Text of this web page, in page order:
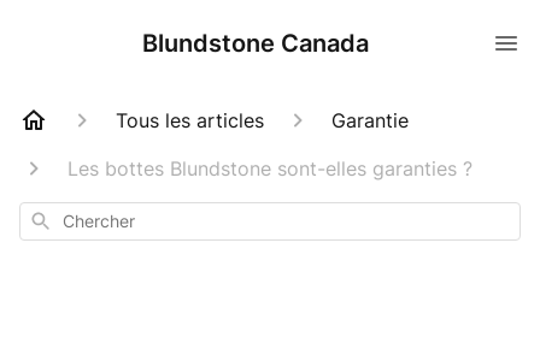
Blundstone Canada
Tous les articles
Garantie
Les bottes Blundstone sont-elles garanties ?
Chercher